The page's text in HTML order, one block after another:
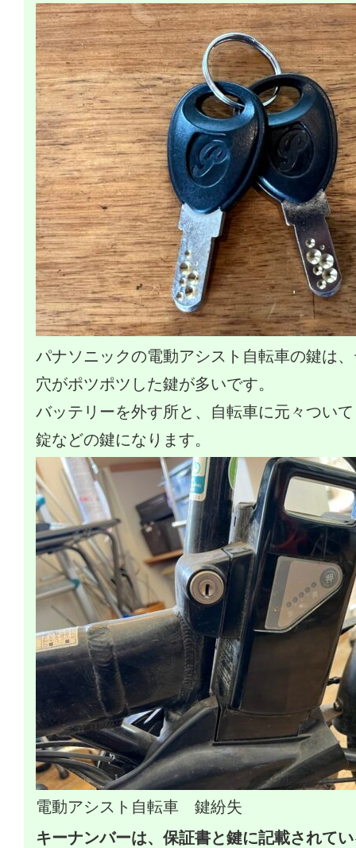
パナソニックの電動アシスト自転車の鍵は
穴がポツポツした鍵が多いです。
バッテリーを外す所と、自転車に元々つい
錠などの鍵になります。
電動アシスト自転車 鍵紛失
キーナンバーは、保証書と鍵に記載されて